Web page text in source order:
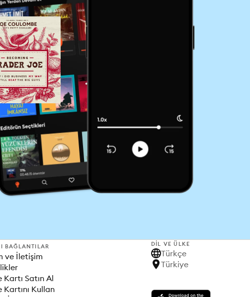
BAĞLANTILAR
ve İletişim
Kartı Satın Al
Kartını Kullan
DIL VE ÜLKE
Türkçe
Türkiye